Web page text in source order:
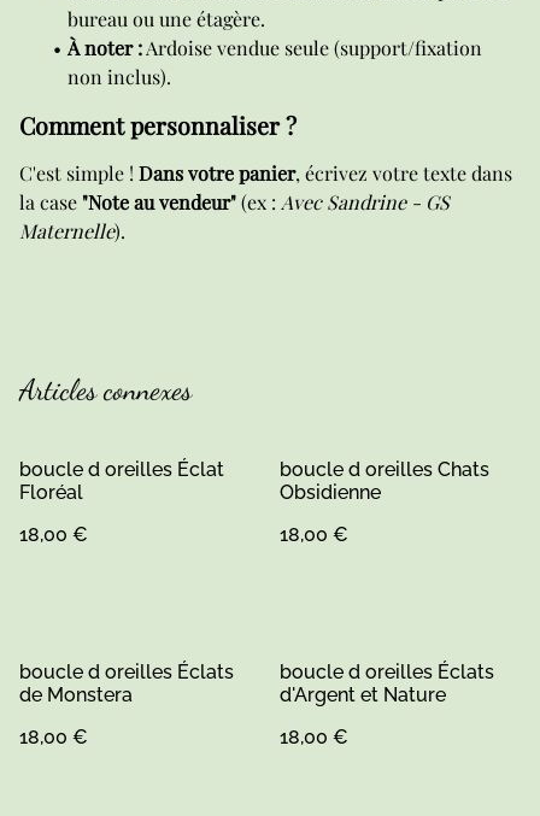
bureau ou une étagère.
À noter :Ardoise vendue seule (support/fixation
non inclus).
Comment personnaliser ?
C'est simple ! Dans votre panier, écrivez votre texte dans
la case "Note au vendeur"(ex : Avec Sandrine - GS
Maternelle).
Articles connexes
boucle d oreilles Éclat
Floréal
18,00 €
boucle d oreilles Chats
Obsidienne
18,00 €
boucle d oreilles Éclats
de Monstera
18,00 €
boucle d oreilles Éclats
d'Argent et Nature
18,00 €